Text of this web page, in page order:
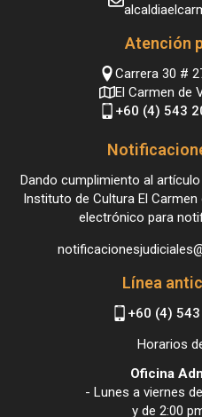
Atención
Carrera 30 #
El Carmen de
+60 (4) 543
Dando cumplimiento al
Instituto de Cultura El
electrónico para
Línea
+60 (4)
Horarios
Oficina
- Lunes a viernes
y de 2:00